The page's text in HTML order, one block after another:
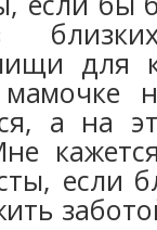
для
а на
если